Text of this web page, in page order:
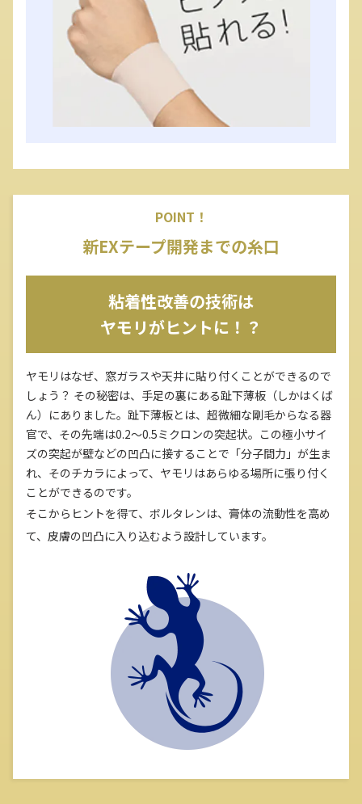
POINT！
新EXテープ開発までの糸口
粘着性改善の技術は
ヤモリがヒントに！？
ヤモリはなぜ、窓ガラスや天井に貼り付くことができるので
しょう？ その秘密は、手足の裏にある趾下薄板（しかはくば
ん）にありました。趾下薄板とは、超微細な剛毛からなる器
官で、その先端は0.2〜0.5ミクロンの突起状。この極小サイ
ズの突起が壁などの凹凸に接することで「分子間力」が生ま
れ、そのチカラによって、ヤモリはあらゆる場所に張り付く
ことができるのです。
そこからヒントを得て、ボルタレンは、膏体の流動性を高め
て、皮膚の凹凸に入り込むよう設計しています。